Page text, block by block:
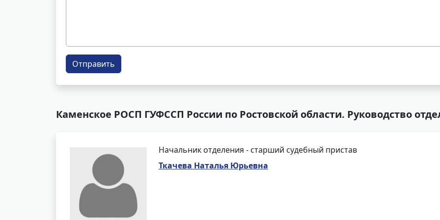
Отправить
Каменское РОСП ГУФССП России по Ростовской области. Руководство
Начальник отделения - старший судебный пристав
Ткачева Наталья Юрьевна